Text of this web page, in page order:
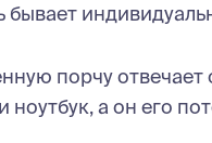
бывает
порчу
а он его